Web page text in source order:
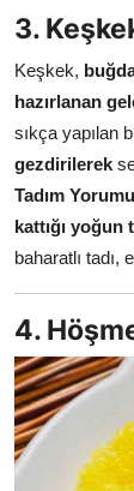
3.
Keşkek,
hazırlanan
sıkça yapılan
gezdirilerek
Tadım
kattığı
baharatlı
4.